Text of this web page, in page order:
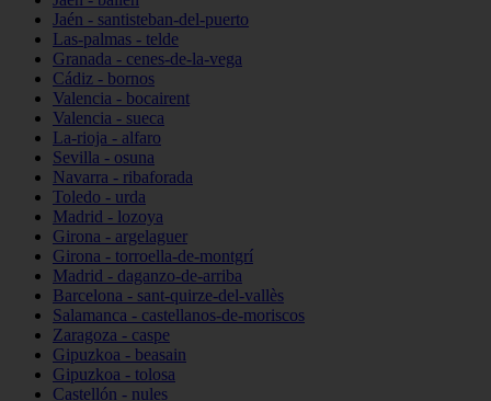
Jaén - santisteban-del-puerto
Las-palmas - telde
Granada - cenes-de-la-vega
Cádiz - bornos
Valencia - bocairent
Valencia - sueca
La-rioja - alfaro
Sevilla - osuna
Navarra - ribaforada
Toledo - urda
Madrid - lozoya
Girona - argelaguer
Girona - torroella-de-montgrí
Madrid - daganzo-de-arriba
Barcelona - sant-quirze-del-vallès
Salamanca - castellanos-de-moriscos
Zaragoza - caspe
Gipuzkoa - beasain
Gipuzkoa - tolosa
Castellón - nules